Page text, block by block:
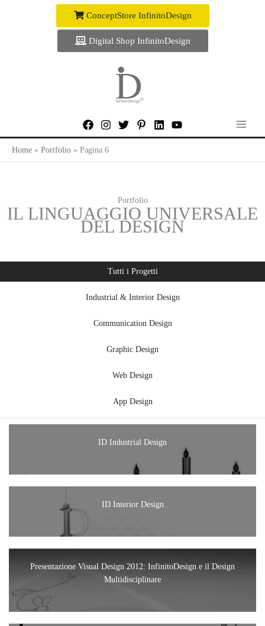
ConceptStore InfinitoDesign
Digital Shop InfinitoDesign
Home Portfolio Pagina 6
Portfolio
IL LINGUAGGIO UNIVERSALE
DEL DESIGN
Tutti i Progetti
Industrial & Interior Design
Communication Design
Graphic Design
Web Design
App Design
ID Industrial Design
ID Interior Design
Presentazione Visual Design 2012: InfinitoDesign e il Design
Multidisciplinare